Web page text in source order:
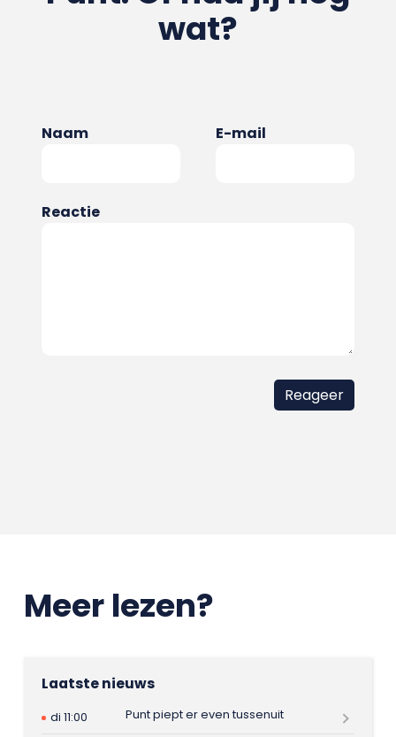
wat?
Naam E-mail
Reactie
Meer lezen?
Laatste nieuws
di 11:00
Punt piept er even tussenuit